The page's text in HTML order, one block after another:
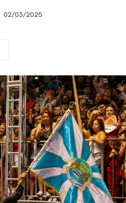
02/03/2025